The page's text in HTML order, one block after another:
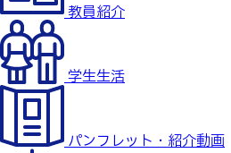
教員紹介
学生生活
パンフレット・紹介動画